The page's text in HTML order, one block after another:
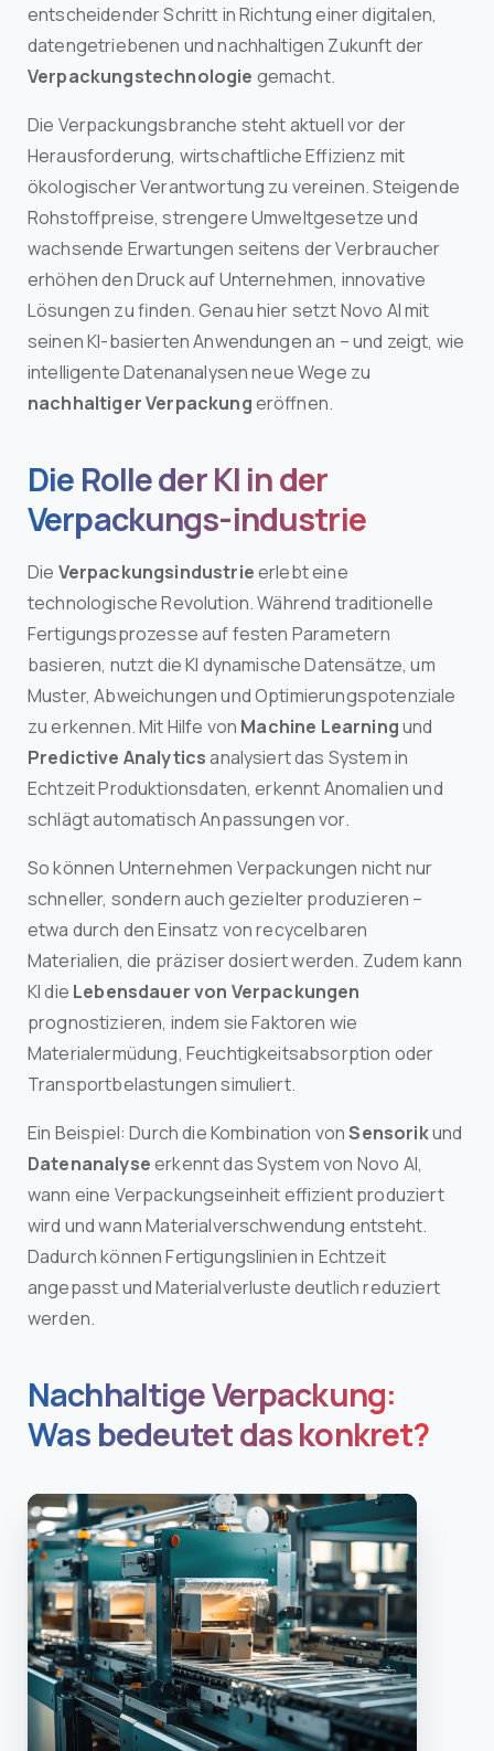
entscheidender Schritt in Richtung einer digitalen,
datengetriebenen und nachhaltigen Zukunft der
Verpackungstechnologie gemacht.
Die Verpackungsbranche steht aktuell vor der
Herausforderung, wirtschaftliche Effizienz mit
ökologischer Verantwortung zu vereinen. Steigende
Rohstoffpreise, strengere Umweltgesetze und
wachsende Erwartungen seitens der Verbraucher
erhöhen den Druck auf Unternehmen, innovative
Lösungen zu finden. Genau hier setzt Novo AI mit
seinen KI-basierten Anwendungen an – und zeigt, wie
intelligente Datenanalysen neue Wege zu
nachhaltiger Verpackungeröffnen.
Die Rolle der KI in der
Verpackungs-industrie
Die Verpackungsindustrieerlebt eine
technologische Revolution. Während traditionelle
Fertigungsprozesse auf festen Parametern
basieren, nutzt die KI dynamische Datensätze, um
Muster, Abweichungen und Optimierungspotenziale
zu erkennen. Mit Hilfe von Machine Learningund
Predictive Analyticsanalysiert das System in
Echtzeit Produktionsdaten, erkennt Anomalien und
schlägt automatisch Anpassungen vor.
So können Unternehmen Verpackungen nicht nur
schneller, sondern auch gezielter produzieren –
etwa durch den Einsatz von recycelbaren
Materialien, die präziser dosiert werden. Zudem kann
KI die Lebensdauer von Verpackungen
prognostizieren, indem sie Faktoren wie
Materialermüdung, Feuchtigkeitsabsorption oder
Transportbelastungen simuliert.
Ein Beispiel: Durch die Kombination vonSensorikund
Datenanalyseerkennt das System von Novo AI,
wann eine Verpackungseinheit effizient produziert
wird und wann Materialverschwendung entsteht.
Dadurch können Fertigungslinien in Echtzeit
angepasst und Materialverluste deutlich reduziert
werden.
Nachhaltige Verpackung:
Was bedeutet das konkret?